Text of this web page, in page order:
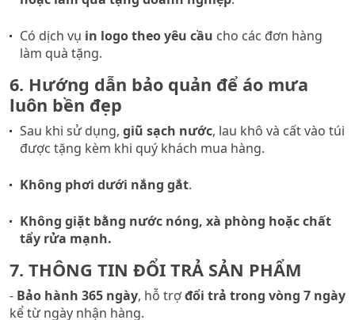
Có dịch vụ in logo theo yêu cầu cho các đơn hàng
làm quà tặng.
6. Hướng dẫn bảo quản để áo mưa
luôn bền đẹp
Sau khi sử dụng, giũ sạch nước, lau khô và cất vào túi
được tặng kèm khi quý khách mua hàng.
Không phơi dưới nắng gắt.
Không giặt bằng nước nóng, xà phòng hoặc chất
tẩy rửa mạnh.
7. THÔNG TIN ĐỔI TRẢ SẢN PHẨM
- Bảo hành 365 ngày, hỗ trợđổi trả trong vòng 7 ngày
kể từ ngày nhận hàng.